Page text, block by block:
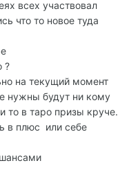
всех участвовал
что то новое туда
?
на текущий момент
нужны будут ни кому
то в таро призы круче.
в плюс или себе
шансами